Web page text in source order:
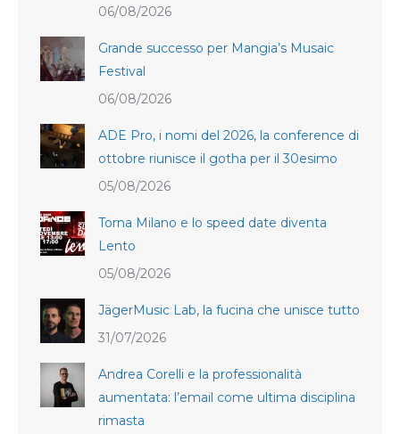
06/08/2026
Grande successo per Mangia’s Musaic
Festival
06/08/2026
ADE Pro, i nomi del 2026, la conference di
ottobre riunisce il gotha per il 30esimo
05/08/2026
Torna Milano e lo speed date diventa
Lento
05/08/2026
JägerMusic Lab, la fucina che unisce tutto
31/07/2026
Andrea Corelli e la professionalità
aumentata: l’email come ultima disciplina
rimasta